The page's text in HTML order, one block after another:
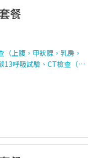
餐
上腹，甲狀腺，乳房，
13呼吸試驗、CT檢查（…